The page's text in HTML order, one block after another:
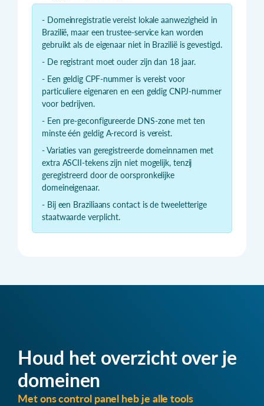
- Domeinregistratie vereist lokale aanwezigheid in
Brazilië, maar een trustee-service kan worden
gebruikt als de eigenaar niet in Brazilië is gevestigd.
- De registrant moet ouder zijn dan 18 jaar.
- Een geldig CPF-nummer is vereist voor
particuliere eigenaren en een geldig CNPJ-nummer
voor bedrijven.
- Een pre-geconfigureerde DNS-zone met ten
minste één geldig A-record is vereist.
- Variaties van geregistreerde domeinnamen met
extra ASCII-tekens zijn niet mogelijk, tenzij
geregistreerd door de oorspronkelijke
domeineigenaar.
- Bij een Braziliaans contact is de tweeletterige
staatwaarde verplicht.
Houd het overzicht over je
domeinen
Met ons control panel heb je alle tools